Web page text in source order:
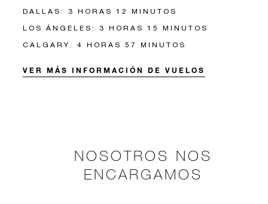
DALLAS: 3 HORAS 12 MINUTOS
LOS ÁNGELES: 3 HORAS 15 MINUTOS
CALGARY: 4 HORAS 57 MINUTOS
VER MÁS INFORMACIÓN DE VUELOS
NOSOTROS NOS
ENCARGAMOS